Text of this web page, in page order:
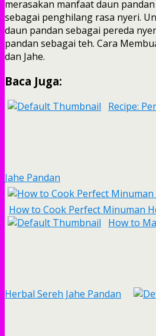
merasakan manfaat daun
sebagai penghilang rasa nyeri.
daun pandan sebagai pereda
pandan sebagai teh. Cara
dan Jahe.
Baca Juga:
Recipe:
Jahe Pandan
How to Cook Perfect Minuman
How to
Herbal Sereh Jahe Pandan